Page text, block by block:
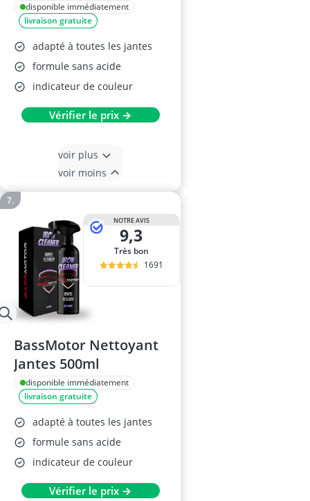
disponible immédiatement
livraison gratuite
adapté à toutes les jantes
formule sans acide
indicateur de couleur
Vérifier le prix →
voir plus
voir moins
NOTRE AVIS
9,3
Très bon
1691
BassMotor Nettoyant
Jantes 500ml
disponible immédiatement
livraison gratuite
adapté à toutes les jantes
formule sans acide
indicateur de couleur
Vérifier le prix →